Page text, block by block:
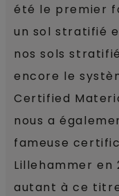
été le premier
un sol stratifié
nos sols
encore le
Certified
nous a
fameuse
Lillehammer en
autant à ce